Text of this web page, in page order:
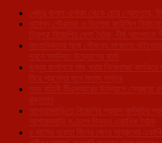
খেজুর বাগান এলাকা থেকে চোর গ্রেফতার,
আসন্ন পৌরসভা ও ভিলেজ কাউন্সিল
ত্রিপুরা বিজেপির মেগা বৈঠক, দীর্ঘ আলোচনা
সাংবাদিকদের সঙ্গে সৌজন্য সাক্ষাতে
দমনে সমন্বিত উদ্যোগের বার্তা
ডুম্বুর জলাশয়ে মাছ ধরার নিষেধাজ্ঞা
নিয়ে প্রশ্নের মুখে মৎস্য দপ্তর
নবম বাহিনী টিএসআরের উদ্যোগে স্বেচ্ছায়
রক্তদান
আশারামবাড়িতে বিজেপির প্রয়াস কর্মসূচির
আশারামবাড়ি মণ্ডলে দিনভর একাধিক বৈঠক
৫ মাসের বকেয়া বিলের জেরে সাব্রুমের